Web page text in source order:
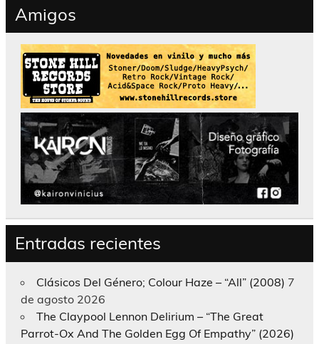
Amigos
Entradas recientes
Clásicos Del Género; Colour Haze – “All” (2008) 7
de agosto 2026
The Claypool Lennon Delirium – “The Great
Parrot-Ox And The Golden Egg Of Empathy” (2026)